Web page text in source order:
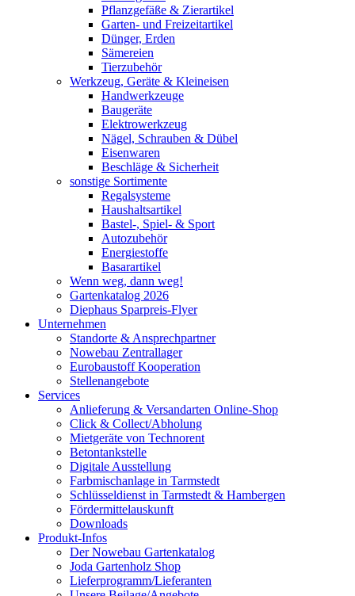
Pflanzgefäße & Zierartikel
Garten- und Freizeitartikel
Dünger, Erden
Sämereien
Tierzubehör
Werkzeug, Geräte & Kleineisen
Handwerkzeuge
Baugeräte
Elektrowerkzeug
Nägel, Schrauben & Dübel
Eisenwaren
Beschläge & Sicherheit
sonstige Sortimente
Regalsysteme
Haushaltsartikel
Bastel-, Spiel- & Sport
Autozubehör
Energiestoffe
Basarartikel
Wenn weg, dann weg!
Gartenkatalog 2026
Diephaus Sparpreis-Flyer
Unternehmen
Standorte & Ansprechpartner
Nowebau Zentrallager
Eurobaustoff Kooperation
Stellenangebote
Services
Anlieferung & Versandarten Online-Shop
Click & Collect/Abholung
Mietgeräte von Technorent
Betontankstelle
Digitale Ausstellung
Farbmischanlage in Tarmstedt
Schlüsseldienst in Tarmstedt & Hambergen
Fördermittelauskunft
Downloads
Produkt-Infos
Der Nowebau Gartenkatalog
Joda Gartenholz Shop
Lieferprogramm/Lieferanten